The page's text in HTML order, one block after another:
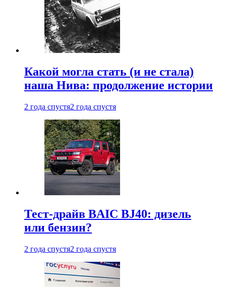
Какой могла стать (и не стала)
наша Нива: продолжение истории
2 года спустя2 года спустя
Тест-драйв BAIC BJ40: дизель
или бензин?
2 года спустя2 года спустя